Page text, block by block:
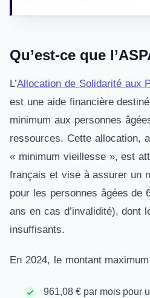
Qu’est-ce que
L’Allocation de Solidarité aux
est une aide financière
minimum aux personnes
ressources. Cette allocation,
« minimum vieillesse », est
français et vise à assurer un
pour les personnes âgées de
ans en cas d’invalidité), dont
insuffisants.
En 2024, le montant
961,08 € par mois pour